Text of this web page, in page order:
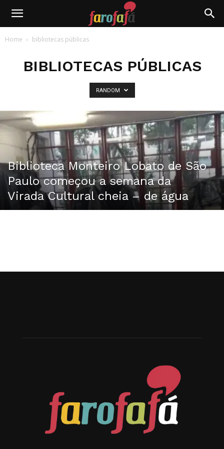
Farofafá
Home bibliotecas públicas
BIBLIOTECAS PÚBLICAS
RANDOM
Biblioteca Monteiro Lobato de São
Paulo começou a semana da
Virada Cultural cheia – de água